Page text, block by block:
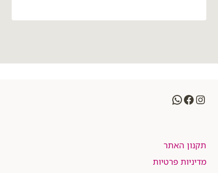
Instagram
Facebook
WhatsApp
תקנון האתר
מדיניות פרטיות